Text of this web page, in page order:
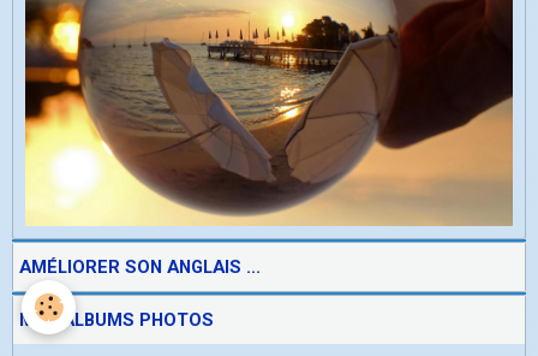
AMÉLIORER SON ANGLAIS ...
MES ALBUMS PHOTOS